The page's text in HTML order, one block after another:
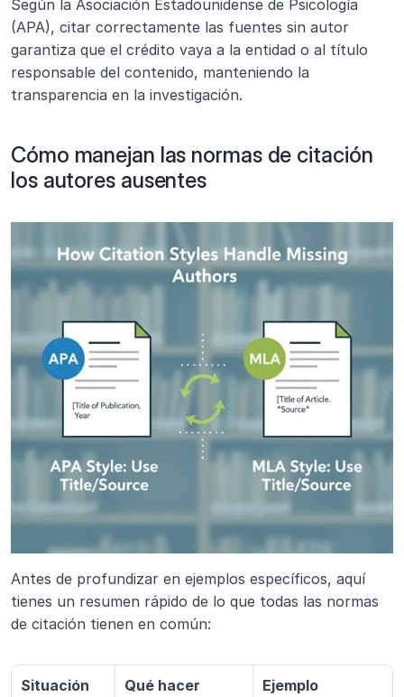
Según la Asociación Estadounidense de Psicología
(APA), citar correctamente las fuentes sin autor
garantiza que el crédito vaya a la entidad o al título
responsable del contenido, manteniendo la
transparencia en la investigación.
Cómo manejan las normas de citación
los autores ausentes
Antes de profundizar en ejemplos específicos, aquí
tienes un resumen rápido de lo que todas las normas
de citación tienen en común:
Situación Qué hacer
Ejemplo